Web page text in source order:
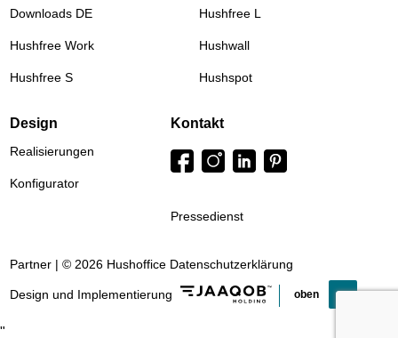
Downloads DE
Hushfree Work
Hushfree S
Hushfree L
Hushwall
Hushspot
Design
Realisierungen
Konfigurator
Kontakt
Pressedienst
Partner | © 2026 Hushoffice Datenschutzerklärung
Design und Implementierung oben
"